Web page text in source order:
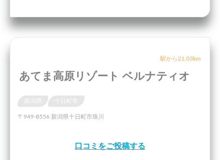
駅から21.03km
あてま高原リゾート ベルナティオ
〒949-8556 新潟県十日町市珠川
口コミをご投稿する